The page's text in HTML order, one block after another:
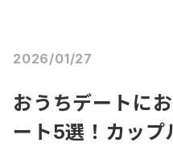
2026/01/27
おうちデートに
ート5選！カップ